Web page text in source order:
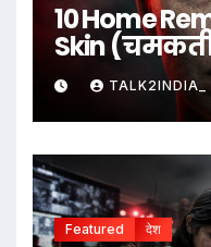
10 Home
Skin
उपाय)TALK2INDIA_
Featured देश